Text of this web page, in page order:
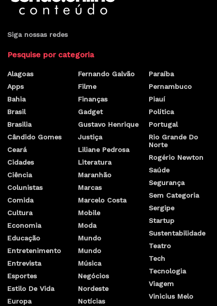
Siga nossas redes
Pesquise por categoria
Alagoas
Apps
Bahia
Brasil
Brasilia
Cândido Gomes
Ceará
Cidades
Ciência
Colunistas
Comida
Cultura
Economia
Educação
Entretenimento
Entrevista
Esportes
Estilo De Vida
Europa
Fernando Galvão
Filme
Finanças
Gadget
Gustavo Henrique
Justiça
Liliane Pedrosa
Literatura
Maranhão
Marcas
Marcelo Costa
Mobile
Moda
Mundo
Mundo
Música
Negócios
Nordeste
Notícias
Paraíba
Pernambuco
Piauí
Política
Portugal
Rio Grande Do
Norte
Rogério Newton
Saúde
Segurança
Sem Categoria
Sergipe
Startup
Sustentabilidade
Teatro
Tech
Tecnologia
Viagem
Vinicius Melo